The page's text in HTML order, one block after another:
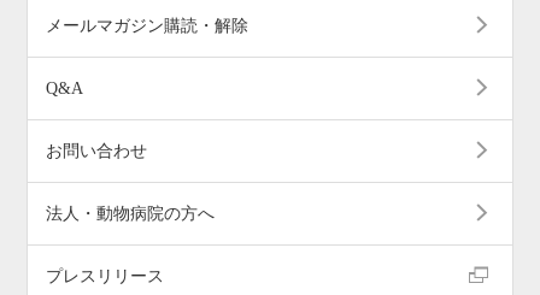
メールマガジン購読・解除
Q&A
お問い合わせ
法人・動物病院の方へ
プレスリリース